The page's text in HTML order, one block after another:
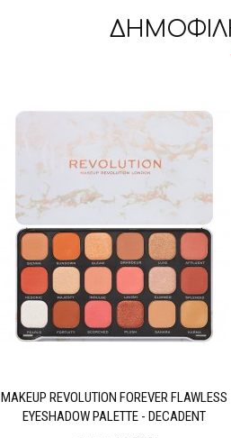
MAKEUP REVOLUTION FOREVER FLAWLESS
EYESHADOW PALETTE - DECADENT